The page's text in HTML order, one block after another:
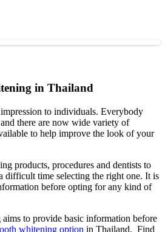
in Thailand
to individuals. Everybody
there are now wide variety of
to help improve the look of your
products, procedures and dentists to
difficult time selecting the right one. It is
before opting for any kind of
to provide basic information before
whitening option in Thailand. Find